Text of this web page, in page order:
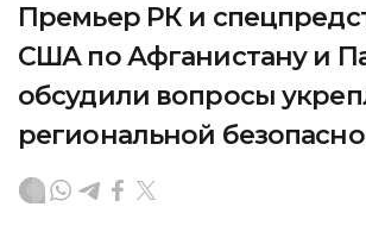
Премьер РК и
США по Афганистану и
обсудили вопросы
региональной